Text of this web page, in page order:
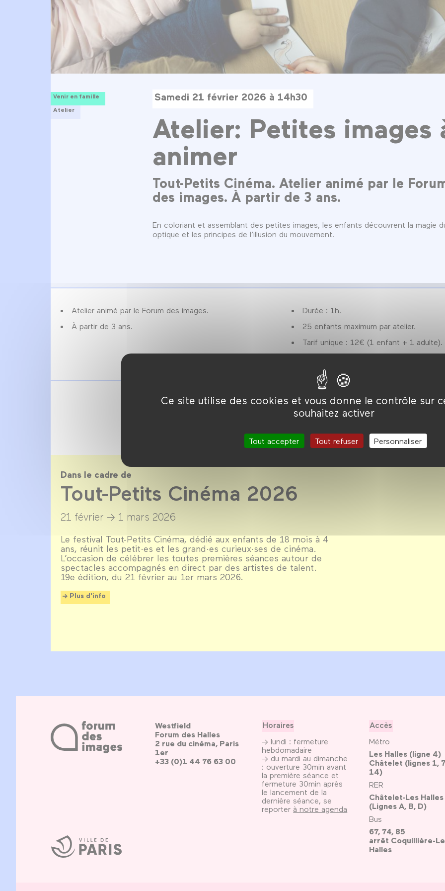
Ce site utilise des cookies et vous donne le contrôle sur
souhaitez activer
Tout accepter Tout refuser Personnaliser
Venir en famille
Atelier
Samedi 21 février 2026 à 14h30
Atelier: Petites images
animer
Tout-Petits Cinéma. Atelier animé par le
des images. À partir de 3 ans.
En coloriant et assemblant des petites images, les enfants découvrent la magie
optique et les principes de l’illusion du mouvement.
Atelier animé par le Forum des images.
À partir de 3 ans.
Durée : 1h.
25 enfants maximum par atelier.
Tarif unique : 12€ (1 enfant + 1 adulte).
Dans le cadre de
Tout-Petits Cinéma 2026
21 février → 1 mars 2026
Le festival Tout-Petits Cinéma, dédié aux enfants de 18 mois à 4
ans, réunit les petit·es et les grand·es curieux·ses de cinéma.
L’occasion de célébrer les toutes premières séances autour de
spectacles accompagnés en direct par des artistes de talent.
19e édition, du 21 février au 1er mars 2026.
Plus d'info
Ville
de
Paris
Westfield
Forum des Halles
2 rue du cinéma, Paris
1er
+33 (0)1 44 76 63 00
Horaires
→ lundi : fermeture
hebdomadaire
→ du mardi au dimanche
: ouverture 30min avant
la première séance et
fermeture 30min après
le lancement de la
dernière séance, se
reporter à notre agenda
Accès
Métro
Les Halles (ligne 4)
Châtelet (lignes 1,
14)
RER
Châtelet-Les Halles
(Lignes A, B, D)
Bus
67, 74, 85
arrêt Coquillière-
Halles